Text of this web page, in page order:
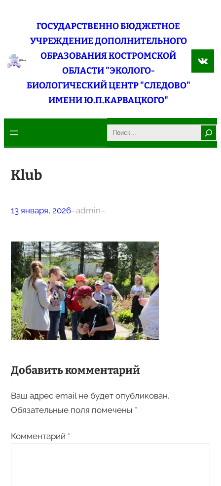
содержимому
ГОСУДАРСТВЕННО БЮДЖЕТНОЕ
УЧРЕЖДЕНИЕ ДОПОЛНИТЕЛЬНОГО
ОБРАЗОВАНИЯ КОСТРОМСКОЙ
ОБЛАСТИ "ЭКОЛОГО-
БИОЛОГИЧЕСКИЙ ЦЕНТР "СЛЕДОВО"
ИМЕНИ Ю.П.КАРВАЦКОГО"
Search
Klub
13 января, 2026–admin–
Добавить комментарий
Ваш адрес email не будет опубликован.
Обязательные поля помечены *
Комментарий *